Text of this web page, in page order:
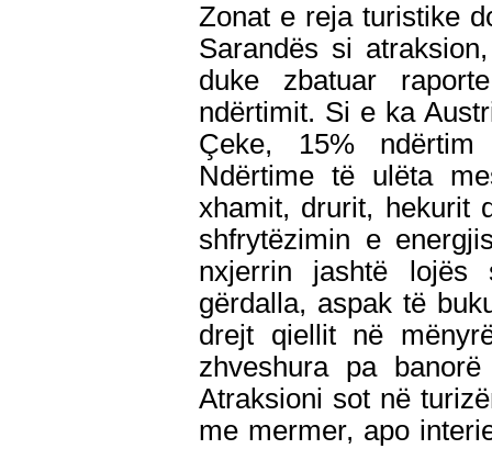
Zonat e reja turistike
Sarandës si
duke zbatuar
ndërtimit. Si e ka
Çeke, 15%
Ndërtime të ulëta
xhamit, drurit, hekurit
shfrytëzimin e
nxjerrin jashtë lojës
gërdalla, aspak të
drejt qiellit në
zhveshura pa
Atraksioni sot në
me mermer, apo